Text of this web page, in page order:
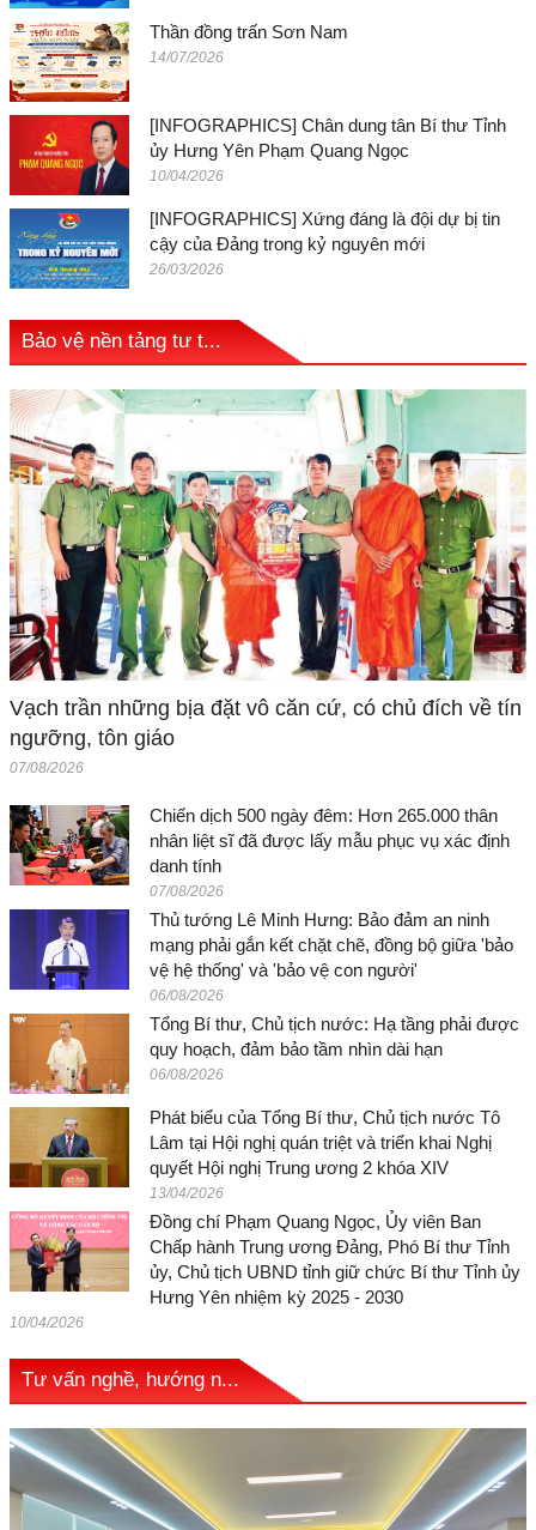
Thần đồng trấn Sơn Nam
14/07/2026
[INFOGRAPHICS] Chân dung tân Bí thư Tỉnh
ủy Hưng Yên Phạm Quang Ngọc
10/04/2026
[INFOGRAPHICS] Xứng đáng là đội dự bị tin
cậy của Đảng trong kỷ nguyên mới
26/03/2026
Bảo vệ nền tảng tư t...
Vạch trần những bịa đặt vô căn cứ, có chủ đích về tín
ngưỡng, tôn giáo
07/08/2026
Chiến dịch 500 ngày đêm: Hơn 265.000 thân
nhân liệt sĩ đã được lấy mẫu phục vụ xác định
danh tính
07/08/2026
Thủ tướng Lê Minh Hưng: Bảo đảm an ninh
mạng phải gắn kết chặt chẽ, đồng bộ giữa 'bảo
vệ hệ thống' và 'bảo vệ con người'
06/08/2026
Tổng Bí thư, Chủ tịch nước: Hạ tầng phải được
quy hoạch, đảm bảo tầm nhìn dài hạn
06/08/2026
Phát biểu của Tổng Bí thư, Chủ tịch nước Tô
Lâm tại Hội nghị quán triệt và triển khai Nghị
quyết Hội nghị Trung ương 2 khóa XIV
13/04/2026
Đồng chí Phạm Quang Ngọc, Ủy viên Ban
Chấp hành Trung ương Đảng, Phó Bí thư Tỉnh
ủy, Chủ tịch UBND tỉnh giữ chức Bí thư Tỉnh ủy
Hưng Yên nhiệm kỳ 2025 - 2030
10/04/2026
Tư vấn nghề, hướng n...